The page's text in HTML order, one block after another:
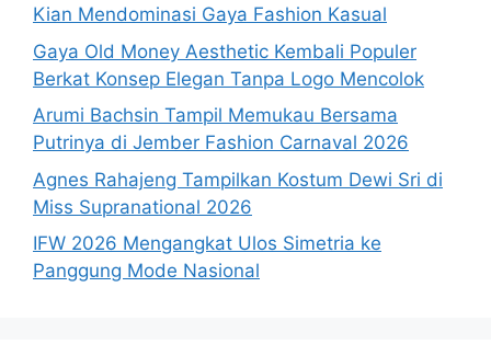
Kian Mendominasi Gaya Fashion Kasual
Gaya Old Money Aesthetic Kembali Populer
Berkat Konsep Elegan Tanpa Logo Mencolok
Arumi Bachsin Tampil Memukau Bersama
Putrinya di Jember Fashion Carnaval 2026
Agnes Rahajeng Tampilkan Kostum Dewi Sri di
Miss Supranational 2026
IFW 2026 Mengangkat Ulos Simetria ke
Panggung Mode Nasional